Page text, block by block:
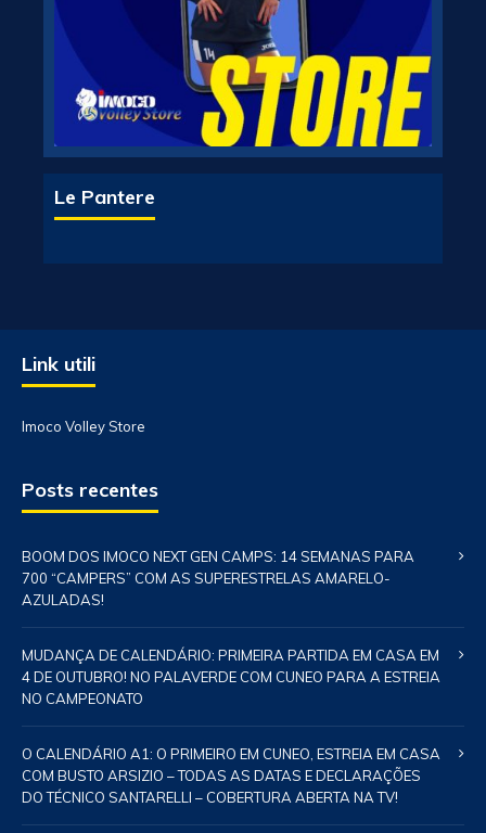
Le Pantere
Link utili
Imoco Volley Store
Posts recentes
BOOM DOS IMOCO NEXT GEN CAMPS: 14 SEMANAS PARA
700 “CAMPERS” COM AS SUPERESTRELAS AMARELO-
AZULADAS!
MUDANÇA DE CALENDÁRIO: PRIMEIRA PARTIDA EM CASA EM
4 DE OUTUBRO! NO PALAVERDE COM CUNEO PARA A ESTREIA
NO CAMPEONATO
O CALENDÁRIO A1: O PRIMEIRO EM CUNEO, ESTREIA EM CASA
COM BUSTO ARSIZIO – TODAS AS DATAS E DECLARAÇÕES
DO TÉCNICO SANTARELLI – COBERTURA ABERTA NA TV!